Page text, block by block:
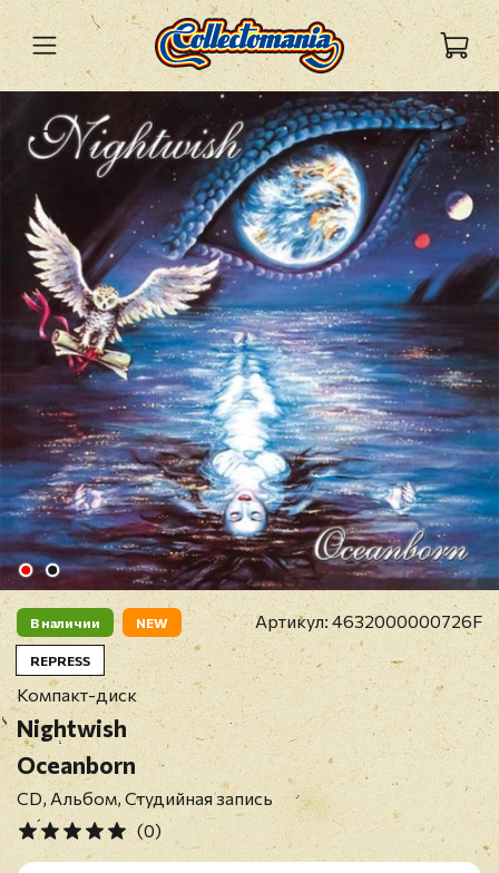
В наличии NEW
REPRESS
Артикул: 4632000000726F
Компакт-диск
Nightwish
Oceanborn
CD, Альбом, Студийная запись
(0)